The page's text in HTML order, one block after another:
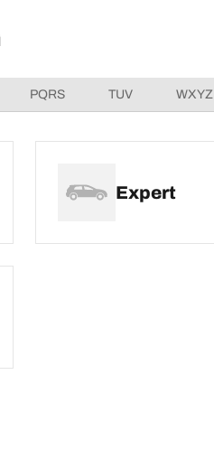
PQRS TUV WXYZ
Expert